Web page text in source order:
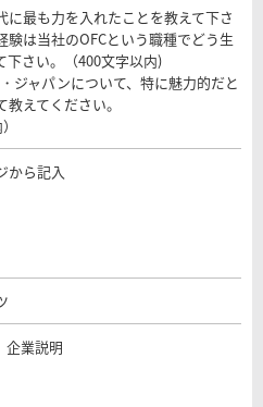
に最も力を入れたことを教えて下さ
験は当社のOFCという職種でどう生
下さい。（400文字以内)
ジャパンについて、特に魅力的だと
えてください。
から記入
企業説明